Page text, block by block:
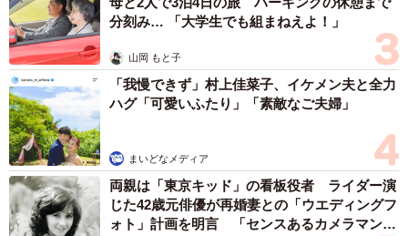
ーー私服はどんな感じの服が好みですか？
「最近の気温ではハイネックのジャージやスカジャンを着
用します。夏は暑いので半袖のシャツやロングTシャツを着
ています。去年の夏に妖怪が沢山プリントされている半袖
のシャツを着て出勤をしたら、店長さんに『輩かと思っ
た』と言われたことがあります（笑）パンツは裾にタイヤ
が絡まるのが怖いので、タイトめで裾が細くなっているも
のを着用しています。靴はドクターマーチンのブーツか、
分刻み… 「大学生でも組まねえよ！」
山岡 もと子
「我慢できず」村上佳菜子、イケメン夫と全力
ハグ「可愛いふたり」「素敵なご夫婦」
まいどなメディア
両親は「東京キッド」の看板役者 ライダー演
じた42歳元俳優が再婚妻との「ウエディングフ
ォト」計画を明言 「センスあるカメラマン求